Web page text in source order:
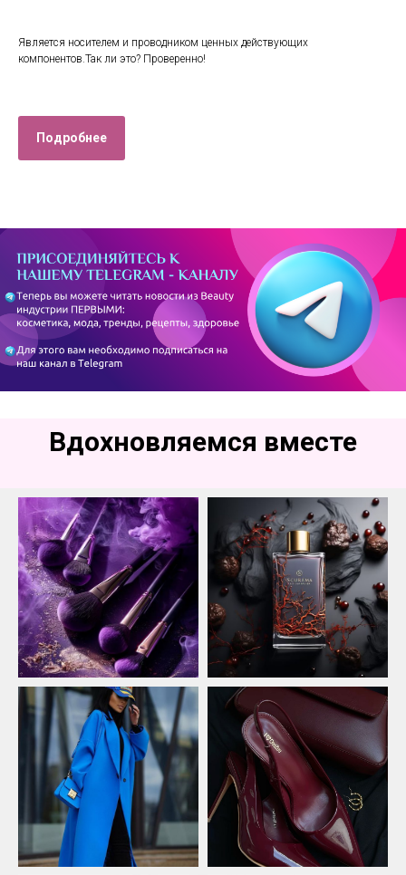
Является носителем и проводником ценных действующих
компонентов.Так ли это? Проверенно!
Подробнее
Вдохновляемся вместе